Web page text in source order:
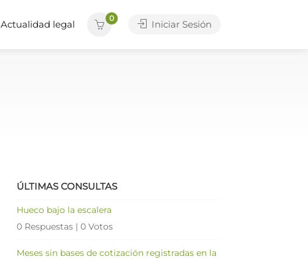
Actualidad legal
0
Iniciar Sesión
ÚLTIMAS CONSULTAS
Hueco bajo la escalera
0 Respuestas | 0 Votos
Meses sin bases de cotización registradas en la